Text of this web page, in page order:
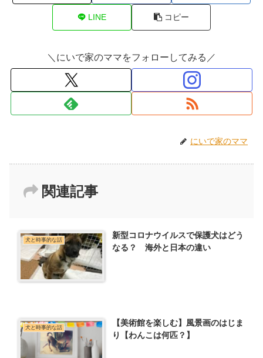
LINE コピー
＼にいで家のママをフォローしてみる／
にいで家のママ
関連記事
犬と時事的な話
新型コロナウイルスで保護犬はどう
なる？ 海外と日本の違い
犬と時事的な話
【美術館を楽しむ】風景画のはじま
り【わんこは何匹？】